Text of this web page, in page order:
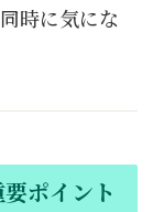
時に気にな
ポイント